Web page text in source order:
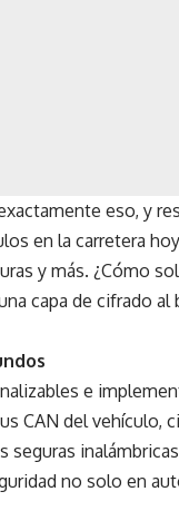
eso, y
en la carretera
y más. ¿Cómo
capa de cifrado
e
CAN del vehículo,
no solo en